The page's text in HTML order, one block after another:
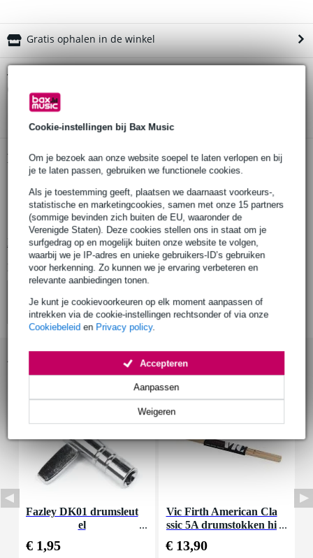
Cookie-instellingen bij Bax Music
Om je bezoek aan onze website soepel te laten verlopen en bij
je te laten passen, gebruiken we functionele cookies.
Als je toestemming geeft, plaatsen we daarnaast voorkeurs-,
statistische en marketingcookies, samen met onze 15 partners
(sommige bevinden zich buiten de EU, waaronder de
Verenigde Staten). Deze cookies stellen ons in staat om je
surfgedrag op en mogelijk buiten onze website te volgen,
waarbij we je IP-adres en unieke gebruikers-ID’s gebruiken
voor herkenning. Zo kunnen we je ervaring verbeteren en
relevante aanbiedingen tonen.
Je kunt je cookievoorkeuren op elk moment aanpassen of
intrekken via de cookie-instellingen rechtsonder of via onze
Cookiebeleid en Privacy policy.
Weigeren
Aanpassen
Accepteren
Gratis ophalen in de winkel
Twijfel je of de
Collection stokkentas zwart
Productinformatie
ruimte voor circa 12 paar stokken, brushes, mallets
materiaal: nylon
Bekijk alle productspecificaties
Bekijk ook eens (4)
Fazley DK01 drumsleut
el
€ 1,95
Vic Firth American Cla
ssic 5A drumstokken hi
€ 13,90